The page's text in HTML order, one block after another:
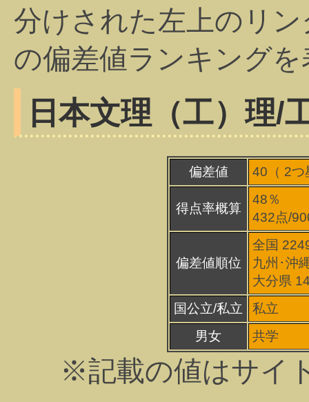
分けされた左上のリ
の偏差値ランキング
日本文理（工）理/
偏差値 40（ 2つ
得点率概算
48％
432点/
偏差値順位
全国
九州･沖
大分県
国公立/私立
私立
男女
共学
※記載の値はサイ